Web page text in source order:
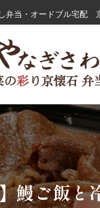
弁当・オードブル宅配
鰻ご飯
シーンから選ぶ